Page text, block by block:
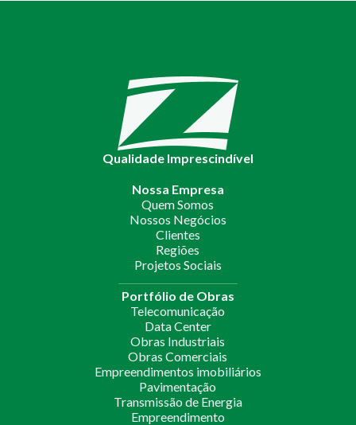
Qualidade Imprescindível
Nossa Empresa
Quem Somos
Nossos Negócios
Clientes
Regiões
Projetos Sociais
Portfólio de Obras
Telecomunicação
Data Center
Obras Industriais
Obras Comerciais
Empreendimentos imobiliários
Pavimentação
Transmissão de Energia
Empreendimento